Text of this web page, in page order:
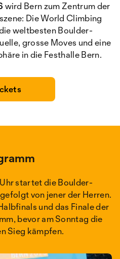
wird Bern zum Zentrum der
Die World Climbing
weltbesten Boulder-
grosse Moves und eine
in die Festhalle Bern.
startet die Boulder-
von jener der Herren.
und das Finale der
bevor am Sonntag die
Sieg kämpfen.